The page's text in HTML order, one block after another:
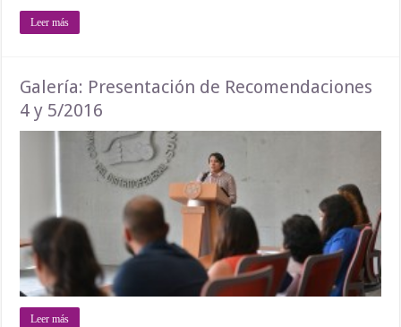
Leer más
Galería: Presentación de Recomendaciones
4 y 5/2016
Leer más